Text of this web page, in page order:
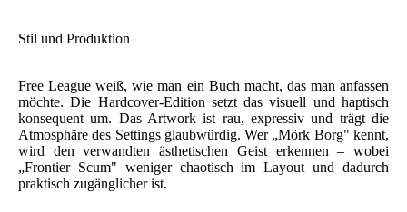
Stil und Produktion
Free League weiß, wie man ein Buch macht, das man anfassen
möchte. Die Hardcover-Edition setzt das visuell und haptisch
konsequent um. Das Artwork ist rau, expressiv und trägt die
Atmosphäre des Settings glaubwürdig. Wer „Mörk Borg" kennt,
wird den verwandten ästhetischen Geist erkennen – wobei
„Frontier Scum" weniger chaotisch im Layout und dadurch
praktisch zugänglicher ist.